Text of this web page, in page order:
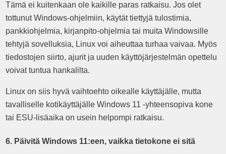
Tämä ei kuitenkaan ole kaikille paras ratkaisu. Jos olet
tottunut Windows-ohjelmiin, käytät tiettyjä tulostimia,
pankkiohjelmia, kirjanpito-ohjelmia tai muita Windowsille
tehtyjä sovelluksia, Linux voi aiheuttaa turhaa vaivaa. Myös
tiedostojen siirto, ajurit ja uuden käyttöjärjestelmän opettelu
voivat tuntua hankalilta.
Linux on siis hyvä vaihtoehto oikealle käyttäjälle, mutta
tavalliselle kotikäyttäjälle Windows 11 -yhteensopiva kone
tai ESU-lisäaika on usein helpompi ratkaisu.
6. Päivitä Windows 11:een, vaikka tietokone ei sitä